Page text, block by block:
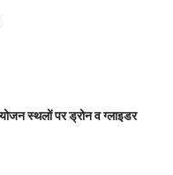
स्थलों पर ड्रोन व ग्लाइडर